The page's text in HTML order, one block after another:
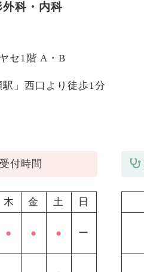
科・内科
セ1階 A・B
」西口より徒歩1分
付時間
木 金 土 日
● ● ● ー